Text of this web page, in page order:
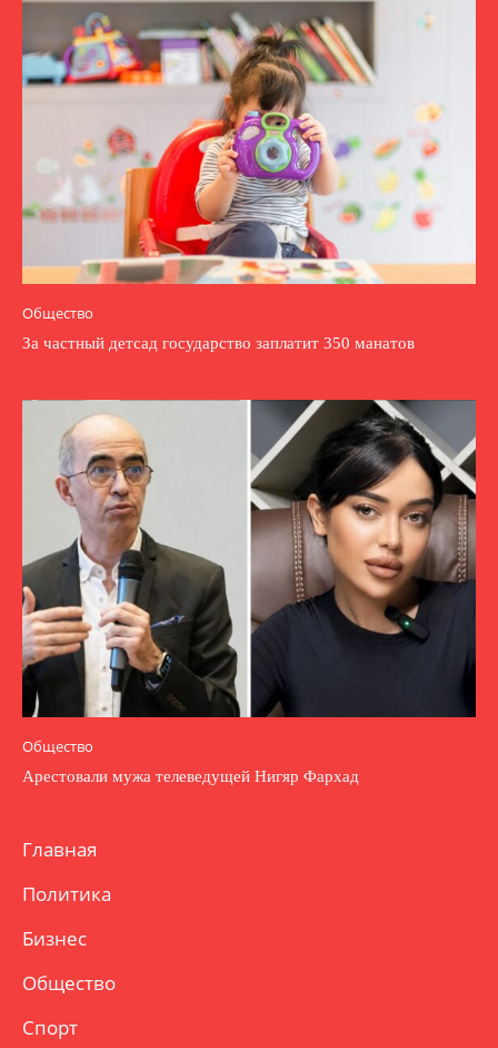
Общество
За частный детсад государство заплатит 350 манатов
Общество
Арестовали мужа телеведущей Нигяр Фархад
Главная
Политика
Бизнес
Общество
Спорт